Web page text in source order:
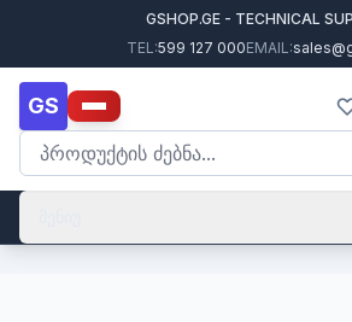
GSHOP.GE - TECHNICAL
TEL:599 127 000EMAIL:
GS